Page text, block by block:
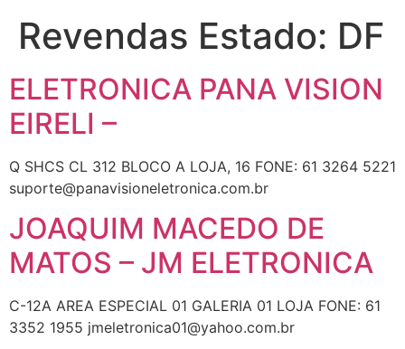
Revendas Estado: DF
ELETRONICA PANA VISION
EIRELI –
Q SHCS CL 312 BLOCO A LOJA, 16 FONE: 61 3264 5221
suporte@panavisioneletronica.com.br
JOAQUIM MACEDO DE
MATOS – JM ELETRONICA
C-12A AREA ESPECIAL 01 GALERIA 01 LOJA FONE: 61
3352 1955 jmeletronica01@yahoo.com.br